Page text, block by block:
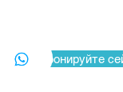
Забронируйте